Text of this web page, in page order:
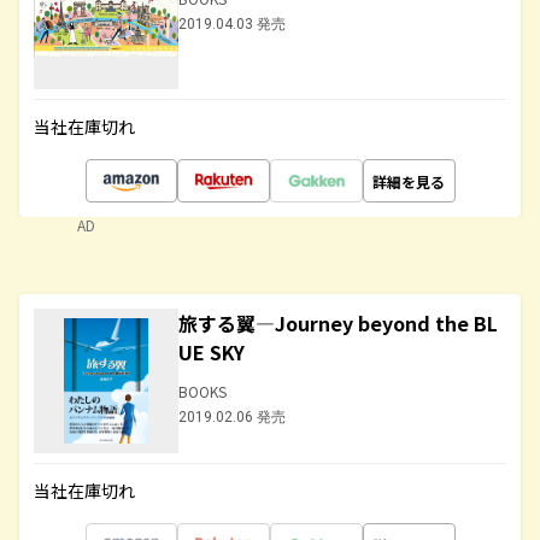
2019.04.03 発売
当社在庫切れ
詳細を見る
AD
旅する翼―Journey beyond the BL
UE SKY
BOOKS
2019.02.06 発売
当社在庫切れ